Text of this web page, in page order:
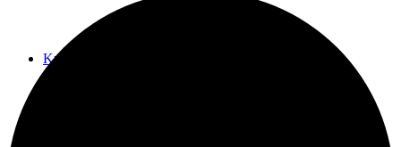
Kur & Tourismus